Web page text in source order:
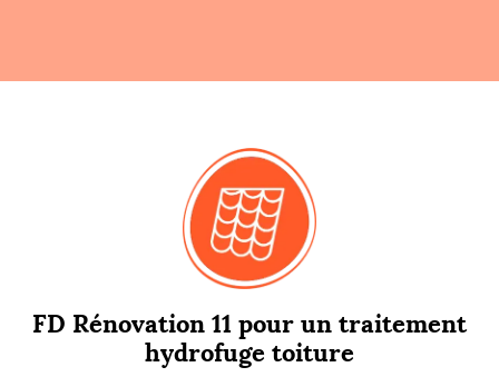
FD Rénovation 11 pour un traitement
hydrofuge toiture